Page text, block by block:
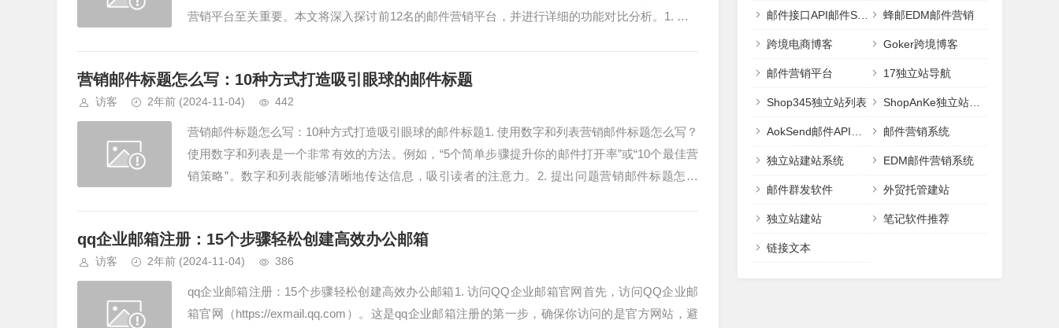
营销平台至关重要。本文将深入探讨前12名的邮件营销平台，并进行详细的功能对比分析。1. Mail
营销邮件标题怎么写：10种方式打造吸引眼球的邮件标题
访客 2年前 (2024-11-04) 442
营销邮件标题怎么写：10种方式打造吸引眼球的邮件标题1. 使用数字和列表营销邮件标题怎么写？
使用数字和列表是一个非常有效的方法。例如，“5个简单步骤提升你的邮件打开率”或“10个最佳营
销策略”。数字和列表能够清晰地传达信息，吸引读者的注意力。2. 提出问题营销邮件标题怎么
qq企业邮箱注册：15个步骤轻松创建高效办公邮箱
访客 2年前 (2024-11-04) 386
qq企业邮箱注册：15个步骤轻松创建高效办公邮箱1. 访问QQ企业邮箱官网首先，访问QQ企业邮
箱官网（https://exmail.qq.com）。这是qq企业邮箱注册的第一步，确保你访问的是官方网站，避
邮件接口API邮件SMTP 蜂邮EDM邮件营销
跨境电商博客 Goker跨境博客
邮件营销平台 17独立站导航
Shop345独立站列表 ShopAnKe独立站建站
AokSend邮件API邮件接口 邮件营销系统
独立站建站系统 EDM邮件营销系统
邮件群发软件 外贸托管建站
独立站建站 笔记软件推荐
链接文本